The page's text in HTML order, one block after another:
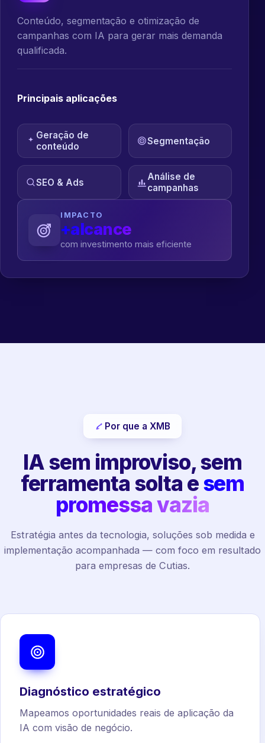
Conteúdo, segmentação e otimização de
campanhas com IA para gerar mais demanda
qualificada.
Principais aplicações
Geração de
conteúdo
Segmentação
SEO & Ads
Análise de
campanhas
IMPACTO
+alcance
com investimento mais eficiente
Por que a XMB
IA sem improviso, sem
ferramenta solta esem
promessa vazia
Estratégia antes da tecnologia, soluções sob medida e
implementação acompanhada — com foco em resultado
para empresas de Cutias.
Diagnóstico estratégico
Mapeamos oportunidades reais de aplicação da
IA com visão de negócio.